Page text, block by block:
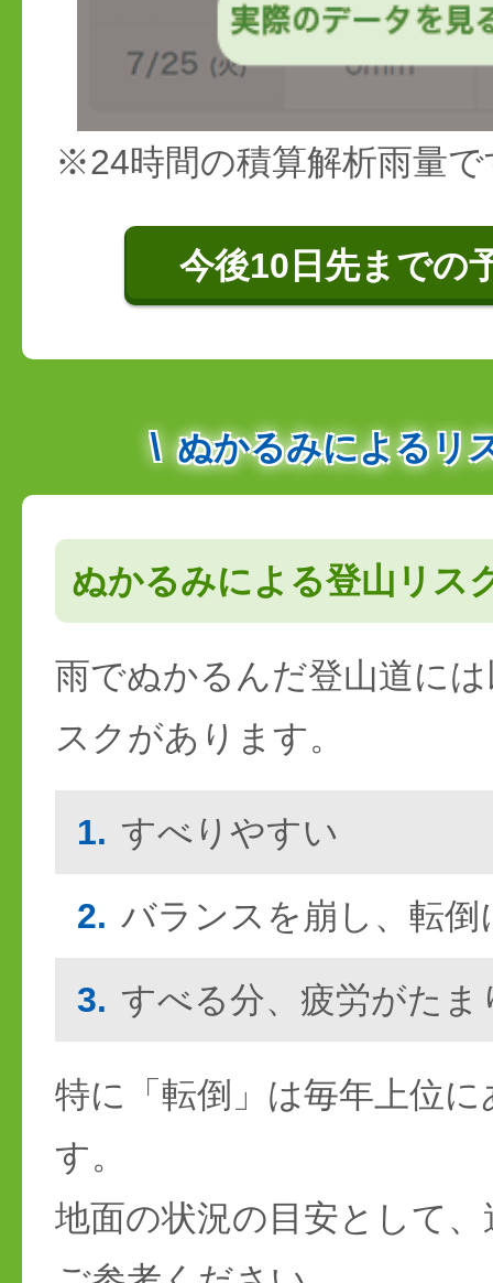
※24時間の積算解析雨量で
今後10日先までの
ぬかるみによるリ
ぬかるみによる登山リス
雨でぬかるんだ登山道に
スクがあります。
1. すべりやすい
2. バランスを崩し、転
3. すべる分、疲労がたま
特に「転倒」は毎年上位
す。
地面の状況の目安として